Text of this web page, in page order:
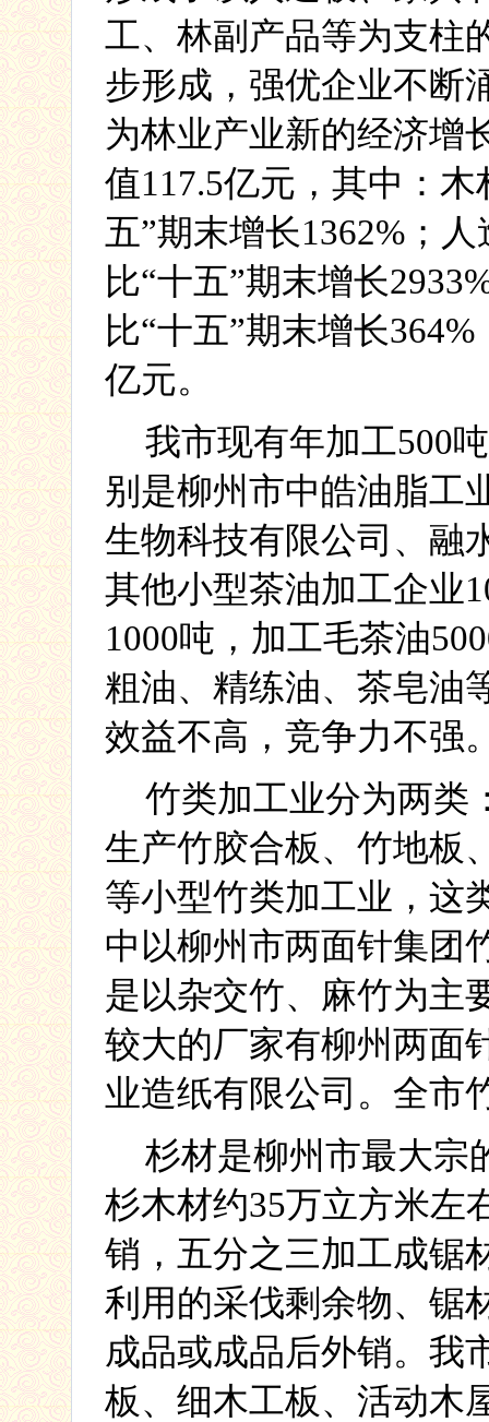
工、林副产品等为支柱
步形成，强优企业不断
为林业产业新的经济增
值117.5亿元，其中：木
五”期末增长1362% ；
比“十五”期末增长
比“十五”期末增长364%
亿元。
我市现有年加工500
别是柳州市中皓油脂工
生物科技有限公司、 融
其他小型茶油加工企业
1000吨，加工毛茶油
粗油、精练油、茶皂油
效益不高，竞争力不强
竹类加工业分为两类
生产竹胶合板、竹地板
等小型竹类加工业，这
中以柳州市两面针集团
是以杂交竹、麻竹为主
较大的厂家有柳州两面
业造纸有限公司。全市
杉材是柳州市最大宗
杉木材约35万立方米左
销，五分之三加工成锯
利用的采伐剩余物、锯
成品或成品后外销。我
板、细木工板、活动木